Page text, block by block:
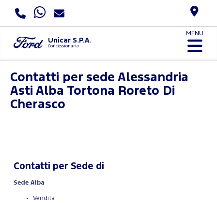
Unicar S.P.A.
Concessionaria
MENU
Contatti per sede Alessandria
Asti Alba Tortona Roreto Di
Cherasco
Contatti per Sede di
Sede Alba
Vendita